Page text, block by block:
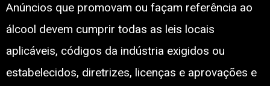
Anúncios que promovam ou façam referência ao
álcool devem cumprir todas as leis locais
aplicáveis, códigos da indústria exigidos ou
estabelecidos, diretrizes, licenças e aprovações e